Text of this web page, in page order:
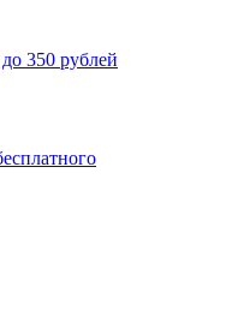
350 рублей